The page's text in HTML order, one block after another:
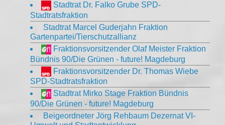
Stadtrat Dr. Falko Grube SPD-
Stadtratsfraktion
Stadtrat Marcel Guderjahn Fraktion
Gartenpartei/Tierschutzallianz
Fraktionsvorsitzender Olaf Meister Fraktion
Bündnis 90/Die Grünen - future! Magdeburg
Fraktionsvorsitzender Dr. Thomas Wiebe
SPD-Stadtratsfraktion
Stadtrat Mirko Stage Fraktion Bündnis
90/Die Grünen - future! Magdeburg
Beigeordneter Jörg Rehbaum Dezernat VI-